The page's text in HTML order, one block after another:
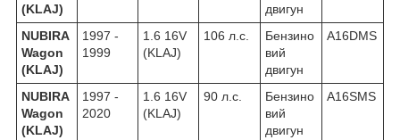
(KLAJ)
двигун
NUBIRA
Wagon
(KLAJ)
1997 -
1999
1.6 16V
(KLAJ)
106 л.с.
Бензино
вий
двигун
A16DMS
NUBIRA
Wagon
(KLAJ)
1997 -
2020
1.6 16V
(KLAJ)
90 л.с.
Бензино
вий
двигун
A16SMS